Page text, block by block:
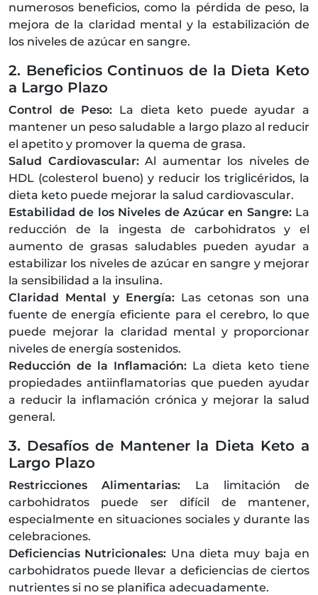
numerosos beneficios, como la pérdida de peso, la
mejora de la claridad mental y la estabilización de
los niveles de azúcar en sangre.
2. Beneficios Continuos de la Dieta Keto
a Largo Plazo
Control de Peso: La dieta keto puede ayudar a
mantener un peso saludable a largo plazo al reducir
el apetito y promover la quema de grasa.
Salud Cardiovascular:Al aumentar los niveles de
HDL (colesterol bueno) y reducir los triglicéridos, la
dieta keto puede mejorar la salud cardiovascular.
Estabilidad de los Niveles de Azúcar en Sangre:La
reducción de la ingesta de carbohidratos y el
aumento de grasas saludables pueden ayudar a
estabilizar los niveles de azúcar en sangre y mejorar
la sensibilidad a la insulina.
Claridad Mental y Energía: Las cetonas son una
fuente de energía eficiente para el cerebro, lo que
puede mejorar la claridad mental y proporcionar
niveles de energía sostenidos.
Reducción de la Inflamación: La dieta keto tiene
propiedades antiinflamatorias que pueden ayudar
a reducir la inflamación crónica y mejorar la salud
general.
3. Desafíos de Mantener la Dieta Keto a
Largo Plazo
Restricciones Alimentarias: La limitación de
carbohidratos puede ser difícil de mantener,
especialmente en situaciones sociales y durante las
celebraciones.
Deficiencias Nutricionales: Una dieta muy baja en
carbohidratos puede llevar a deficiencias de ciertos
nutrientes si no se planifica adecuadamente.